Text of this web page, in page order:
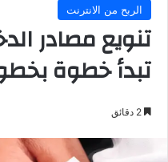
الربح من الانترنت
تنويع مصادر
تبدأ خطوة